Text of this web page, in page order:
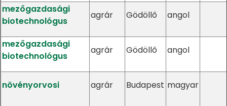
mezőgazdasági
biotechnológus
agrár Gödöllő angol
mezőgazdasági
biotechnológus
agrár Gödöllő angol
növényorvosi agrár Budapest magyar